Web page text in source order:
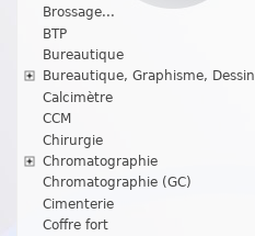
Brossage...
BTP
Bureautique
Bureautique, Graphisme, Dessin
Calcimètre
CCM
Chirurgie
Chromatographie
Chromatographie (GC)
Cimenterie
Coffre fort